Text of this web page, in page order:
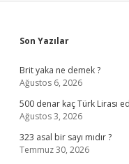
Sidebar
Son Yazılar
Brit yaka ne demek ?
Ağustos 6, 2026
500 denar kaç Türk Lirası
Ağustos 3, 2026
323 asal bir sayı mıdır ?
Temmuz 30, 2026